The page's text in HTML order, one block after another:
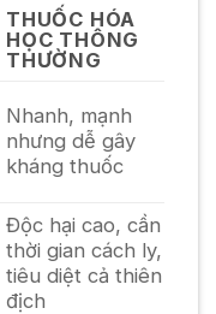
THUỐC HÓA
HỌC THÔNG
THƯỜNG
Nhanh, mạnh
nhưng dễ gây
kháng thuốc
Độc hại cao, cần
thời gian cách ly,
tiêu diệt cả thiên
địch